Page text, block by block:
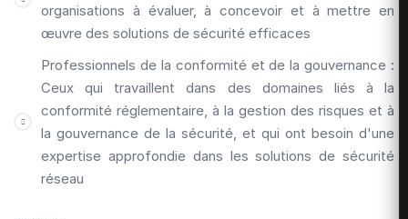
organisations à évaluer, à concevoir et à mettre en
œuvre des solutions de sécurité efficaces
Professionnels de la conformité et de la gouvernance :
Ceux qui travaillent dans des domaines liés à la
conformité réglementaire, à la gestion des risques et à
la gouvernance de la sécurité, et qui ont besoin d'une
expertise approfondie dans les solutions de sécurité
réseau